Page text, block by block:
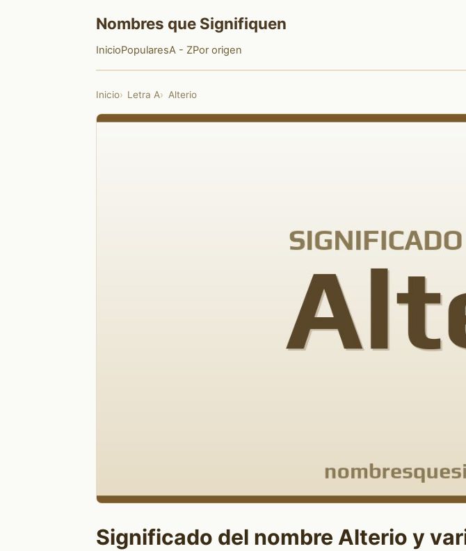
Nombres que Signifiquen
InicioPopularesA - ZPor origen
Inicio Letra A Alterio
Significado del nombre Alterio y